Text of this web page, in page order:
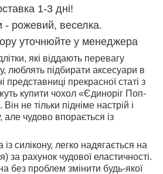
1-3 дні!
- рожевий, веселка.
уточнюйте у менеджера
які віддають перевагу
люблять підбирати аксесуари в
представниці прекрасної статі з
купити чохол «Єдиноріг Поп-
. Він не тільки підніме настрій і
але чудово впорається із
силікону, легко надягається на
за рахунок чудової еластичності.
без проблем змінити будь-якої